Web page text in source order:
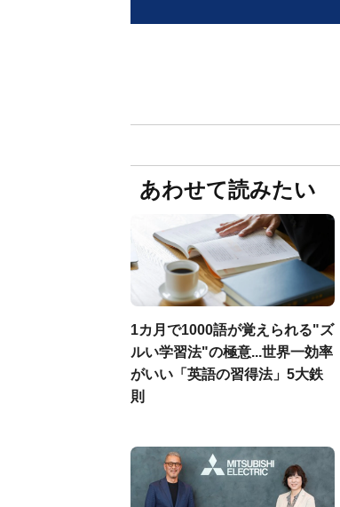
あわせて読みたい
1カ月で1000語が覚えられる"ズ
ルい学習法"の極意...世界一効率
がいい「英語の習得法」5大鉄
則